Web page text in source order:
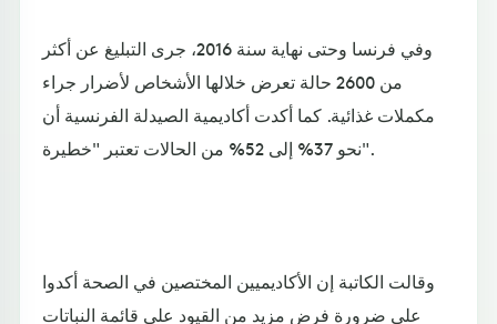
وفي فرنسا وحتى نهاية سنة 2016، جرى التبليغ عن أكثر
من 2600 حالة تعرض خلالها الأشخاص لأضرار جراء
مكملات غذائية. كما أكدت أكاديمية الصيدلة الفرنسية أن
نحو 37% إلى 52% من الحالات تعتبر "خطيرة".
وقالت الكاتبة إن الأكاديميين المختصين في الصحة أكدوا
على ضرورة فرض مزيد من القيود على قائمة النباتات